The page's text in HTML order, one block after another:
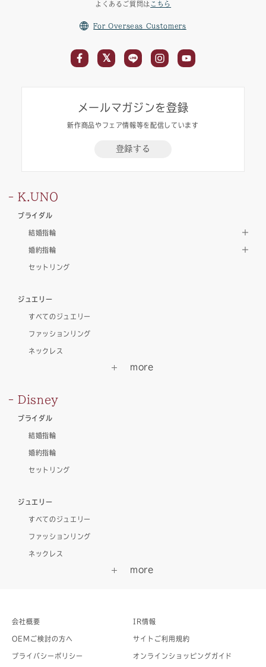
よくあるご質問は こちら
For Overseas Customers
メールマガジンを登録
新作商品やフェア情報等を配信しています
登録する
K.UNO
ブライダル
結婚指輪
婚約指輪
セットリング
ジュエリー
すべてのジュエリー
ファッションリング
ネックレス
Disney
ブライダル
結婚指輪
婚約指輪
セットリング
ジュエリー
すべてのジュエリー
ファッションリング
ネックレス
会社概要 IR情報
OEMご検討の方へ サイトご利用規約
プライバシーポリシー オンラインショッピングガイド